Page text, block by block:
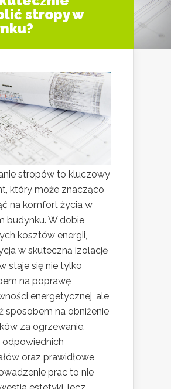
stropy w
stropów to kluczowy
który może znacząco
na komfort życia w
budynku. W dobie
kosztów energii,
w skuteczną izolację
staje się nie tylko
na poprawę
energetycznej, ale
sposobem na obniżenie
za ogrzewanie.
oraz prawidłowe
prac to nie